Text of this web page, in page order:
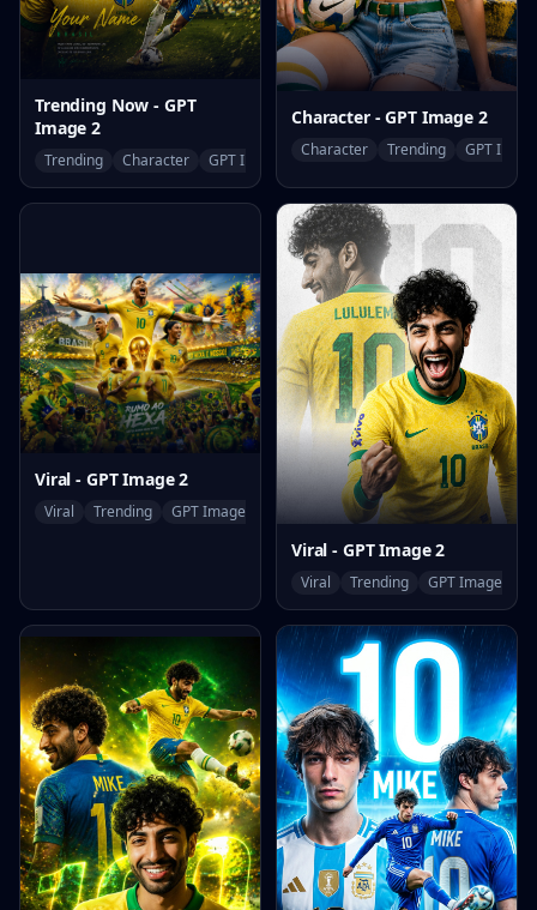
Trending Now - GPT
Image 2
Trending Character GPT Image 2
Character - GPT Image 2
Character Trending GPT
Viral - GPT Image 2
Viral Trending GPT Image 2
Viral - GPT Image 2
Viral Trending GPT Image 2